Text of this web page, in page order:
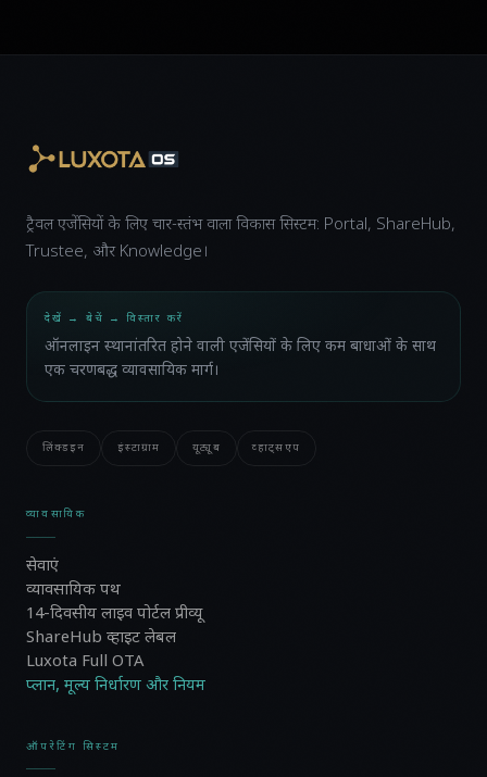
ट्रैवल एजेंसियों के लिए चार-स्तंभ वाला विकास सिस्टम: Portal, ShareHub,
Trustee, और Knowledge।
देखें → बेचें → विस्तार करें
ऑनलाइन स्थानांतरित होने वाली एजेंसियों के लिए कम बाधाओं के साथ
एक चरणबद्ध व्यावसायिक मार्ग।
लिंक्डइन इंस्टाग्राम यूट्यूब व्हाट्सएप
व्यावसायिक
सेवाएं
व्यावसायिक पथ
14-दिवसीय लाइव पोर्टल प्रीव्यू
ShareHub व्हाइट लेबल
Luxota Full OTA
प्लान, मूल्य निर्धारण और नियम
ऑपरेटिंग सिस्टम